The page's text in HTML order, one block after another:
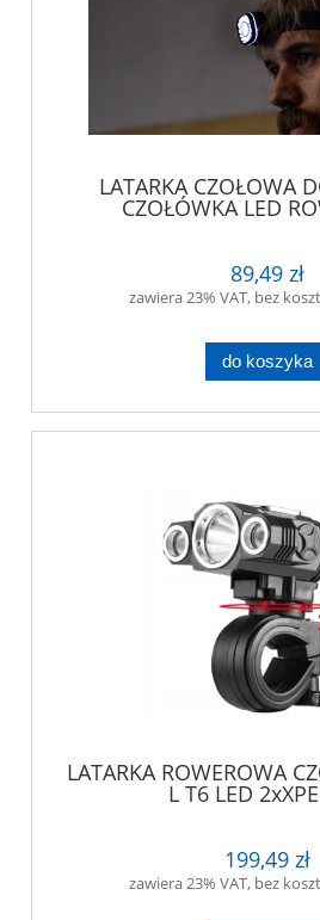
LATARKA CZOŁOWA
CZOŁÓWKA LED
89,49 zł
zawiera 23% VAT, bez
do koszyka
LATARKA ROWEROWA
L T6 LED
199,49 zł
zawiera 23% VAT, bez